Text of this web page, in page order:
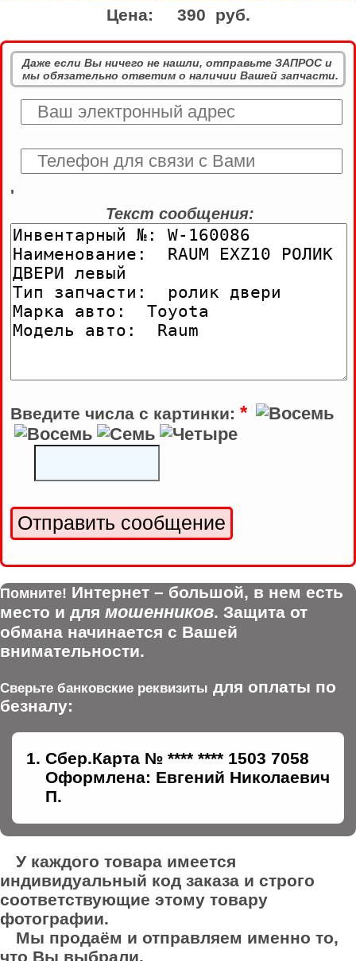
Цена: 390 руб.
Даже если Вы ничего не нашли, отправьте ЗАПРОС и
мы обязательно ответим о наличии Вашей запчасти.
'
Текст сообщения:
Введите числа с картинки: *
Помните! Интернет – большой, в нем есть
место и для мошенников. Защита от
обмана начинается с Вашей
внимательности.
Сверьте банковские реквизиты для оплаты по
безналу:
Сбер.Карта № **** **** 1503 7058
Оформлена: Евгений Николаевич
П.
У каждого товара имеется
индивидуальный код заказа и строго
соответствующие этому товару
фотографии.
Мы продаём и отправляем именно то,
что Вы выбрали.